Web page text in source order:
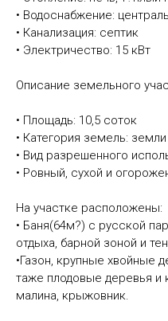
• Водоснабжение:
• Канализация: септик
• Электричество: 15 кВт
Описание земельного
• Площадь: 10,5 соток
• Категория земель:
• Вид разрешенного
• Ровный, сухой и
На участке расположены:
• Баня(64м?) с русской
отдыха, барной зоной и
•Газон, крупные хвойные
таже плодовые деревья и
малина, крыжовник.